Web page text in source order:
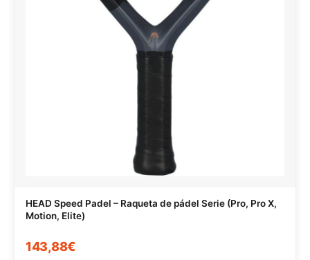
HEAD Speed Padel – Raqueta de pádel Serie (Pro, Pro X,
Motion, Elite)
143,88€